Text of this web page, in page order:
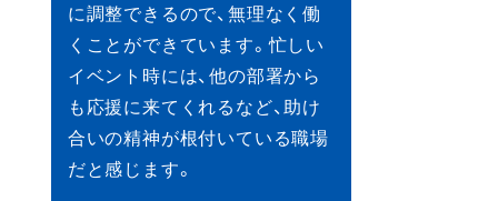
に調整できるので、無理なく働
くことができています。忙しい
イベント時には、他の部署から
も応援に来てくれるなど、助け
合いの精神が根付いている職場
だと感じます。